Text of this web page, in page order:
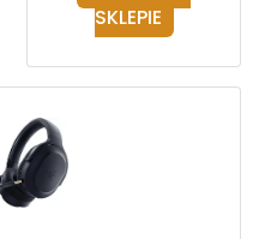
SKLEPIE